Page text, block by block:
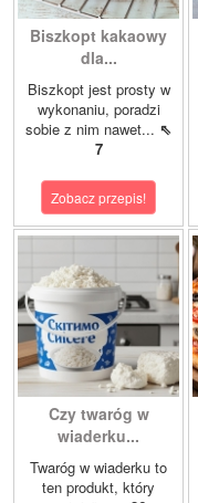
Biszkopt kakaowy
dla...
Biszkopt jest prosty w
wykonaniu, poradzi
sobie z nim nawet... ⇖
7
Zobacz przepis!
Czy twaróg w
wiaderku...
Twaróg w wiaderku to
ten produkt, który